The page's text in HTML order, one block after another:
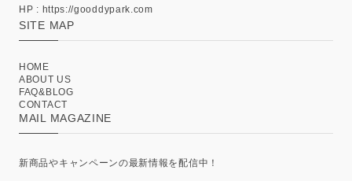
HP : https://gooddypark.com
SITE MAP
HOME
ABOUT US
FAQ&BLOG
CONTACT
MAIL MAGAZINE
新商品やキャンペーンの最新情報を配信中！